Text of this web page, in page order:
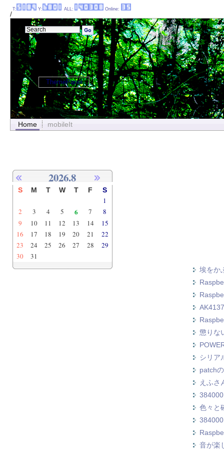
/
Home mobileIt
埃をか
懲りな
シリア
patch
えふさ
色々と
音が楽
2026.8
S M T W T F S
1
2
3 4 5 6 7
8
9
10 11 12 13 14
15
16
17 18 19 20 21
22
23
24 25 26 27 28
29
30
31
T: Y: ALL: Online:
ThemePanel